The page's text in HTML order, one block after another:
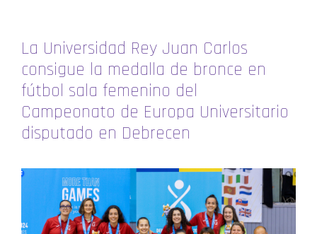
La Universidad Rey Juan Carlos
consigue la medalla de bronce en
fútbol sala femenino del
Campeonato de Europa Universitario
disputado en Debrecen